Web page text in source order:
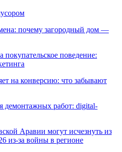
почему загородный дом —
покупательское поведение:
на конверсию: что забывают
демонтажных работ: digital-
Аравии могут исчезнуть из
из-за войны в регионе